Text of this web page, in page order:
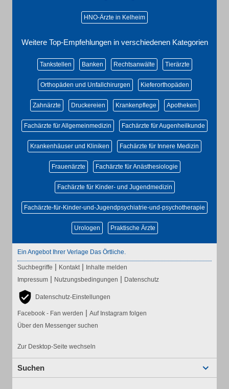
HNO-Ärzte in Kelheim
Weitere Top-Empfehlungen in verschiedenen Kategorien
Tankstellen Banken Rechtsanwälte Tierärzte
Orthopäden und Unfallchirurgen Kieferorthopäden
Zahnärzte Druckereien Krankenpflege Apotheken
Fachärzte für Allgemeinmedizin Fachärzte für Augenheilkunde
Krankenhäuser und Kliniken Fachärzte für Innere Medizin
Frauenärzte Fachärzte für Anästhesiologie
Fachärzte für Kinder- und Jugendmedizin
Fachärzte-für-Kinder-und-Jugendpsychiatrie-und-psychotherapie
Urologen Praktische Ärzte
Ein Angebot Ihrer Verlage Das Örtliche.
Suchbegriffe | Kontakt | Inhalte melden
Impressum | Nutzungsbedingungen | Datenschutz
Datenschutz-Einstellungen
Facebook - Fan werden | Auf Instagram folgen
Über den Messenger suchen
Zur Desktop-Seite wechseln
Suchen